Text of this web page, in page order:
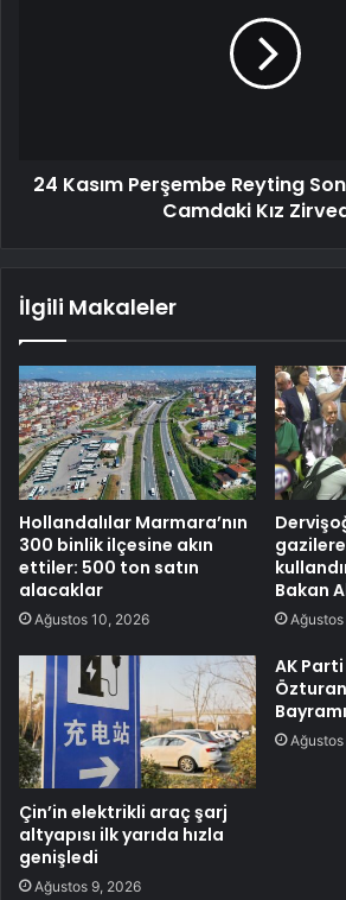
24 Kasım Perşembe Reyting
Camdaki Kız
İlgili Makaleler
Hollandalılar Marmara’nın
300 binlik ilçesine akın
ettiler: 500 ton satın
alacaklar
Ağustos 10, 2026
Bakan
Çin’in elektrikli araç şarj
altyapısı ilk yarıda hızla
genişledi
Ağustos 9, 2026
AK